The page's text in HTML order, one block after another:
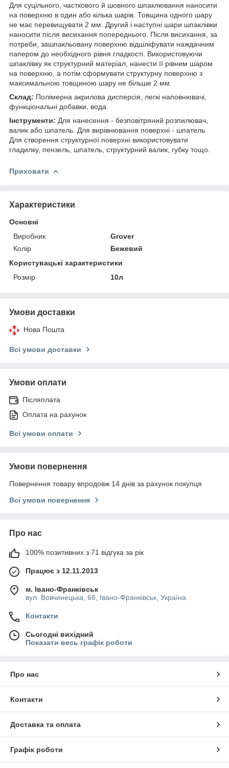
Для суцільного, часткового й шовного шпаклювання наносити
на поверхню в один або кілька шарів. Товщина одного шару
не має перевищувати 2 мм. Другий і наступні шари шпаклівки
наносити після висихання попереднього. Після висихання, за
потреби, зашпакльовану поверхню відшліфувати наждачним
папером до необхідного рівня гладкості. Використовуючи
шпаклівку як структурний матеріал, нанести її рівним шаром
на поверхню, а потім сформувати структурну поверхню з
максимальною товщиною шару не більше 2 мм.
Склад: Полімерна акрилова дисперсія, легкі наповнювачі,
функціональні добавки, вода.
Інструменти: Для нанесення - безповітряний розпилювач,
валик або шпатель. Для вирівнювання поверхні - шпатель.
Для створення структурної поверхні використовувати
гладилку, пензель, шпатель, структурний валик, губку тощо.
Приховати
Характеристики
Основні
Виробник
Grover
Колір
Бежевий
Користувацькi характеристики
Розмір
10л
Умови доставки
Нова Пошта
Всі умови доставки
Умови оплати
Післяплата
Оплата на рахунок
Всі умови оплати
Умови повернення
Повернення товару впродовж 14 днів за рахунок покупця
Всі умови повернення
Про нас
100% позитивних з 71 відгука за рік
Працює з 12.11.2013
м. Івано-Франківськ
вул. Вовчинецька, 68, Івано-Франківськ, Україна
Контакти
Сьогодні вихідний
Показати весь графік роботи
Про нас
Контакти
Доставка та оплата
Графік роботи